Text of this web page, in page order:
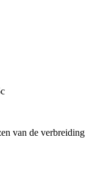
van de verbreiding